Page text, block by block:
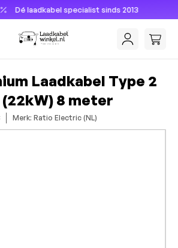
laadkabel specialist sinds 2013
Laadkabel Type 2
8 meter
Merk: Ratio Electric (NL)